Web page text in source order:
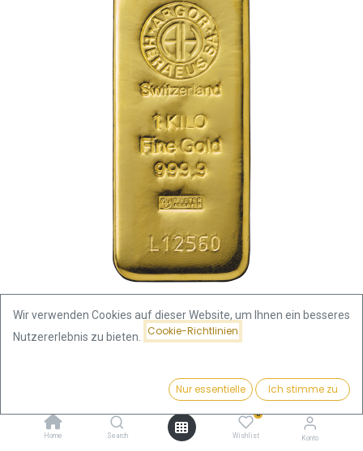
123.809,75€ Kaufen
Home Search
0
Wishlist Konto
1000 Gramm Goldbarren | Argor-
Wir verwenden Cookies auf dieser Website, um Ihnen ein besseres
Nutzererlebnis zu bieten.
Cookie-Richtlinien
Nur essentielle Ich stimme zu